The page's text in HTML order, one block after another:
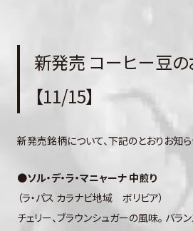
新発売 コーヒー豆の
【11/15】
新発売銘柄について、下記のとおりお知ら
●ソル・デ・ラ・マニャーナ 中煎り
（ラ・パス カラナビ地域 ボリビア）
チェリー、ブラウンシュガーの風味。 バラ